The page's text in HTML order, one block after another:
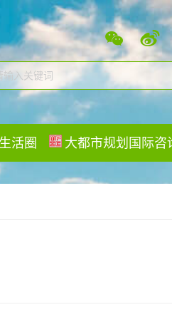
活圈 大都市规划国际咨